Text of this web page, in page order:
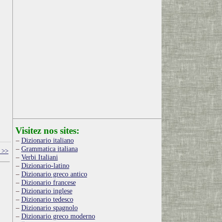
>>
Visitez nos sites:
Dizionario italiano
Grammatica italiana
Verbi Italiani
Dizionario-latino
Dizionario greco antico
Dizionario francese
Dizionario inglese
Dizionario tedesco
Dizionario spagnolo
Dizionario greco moderno